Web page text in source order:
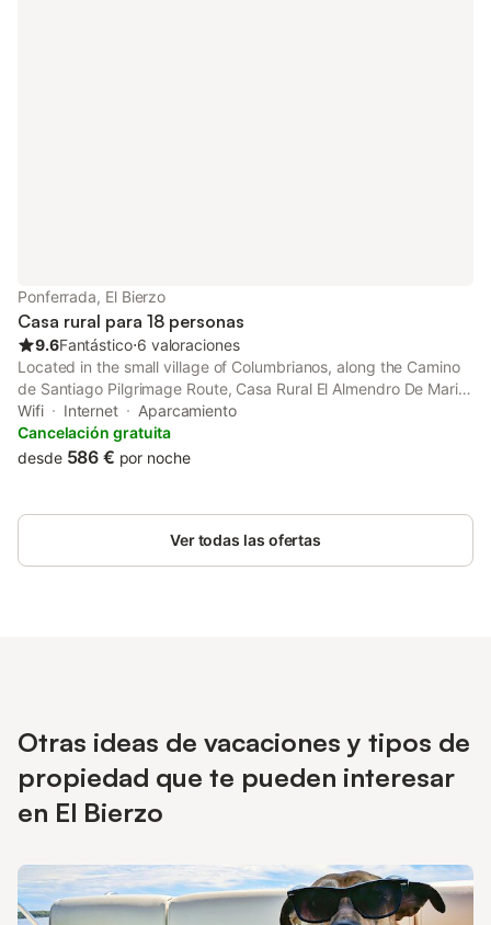
Ponferrada, El Bierzo
Casa rural para 18 personas
9.6Fantástico⋅6 valoraciones
Located in the small village of Columbrianos, along the Camino
de Santiago Pilgrimage Route, Casa Rural El Almendro De Maria
offers spacious rooms with garden views. Free Wi-Fi is
provided.
Wifi Internet
Aparcamiento
Cancelación gratuita
desde 586 € por noche
Ver todas las ofertas
Otras ideas de vacaciones y tipos de
propiedad que te pueden interesar
en El Bierzo